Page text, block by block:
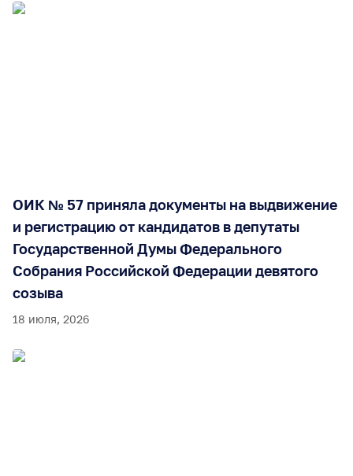
ОИК № 57 приняла документы на выдвижение
и регистрацию от кандидатов в депутаты
Государственной Думы Федерального
Собрания Российской Федерации девятого
созыва
18 июля, 2026